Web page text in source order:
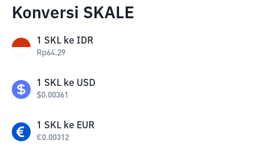
Konversi SKALE
1 SKL ke IDR
Rp64.29
1 SKL ke USD
$0.00361
1 SKL ke EUR
€0.00312